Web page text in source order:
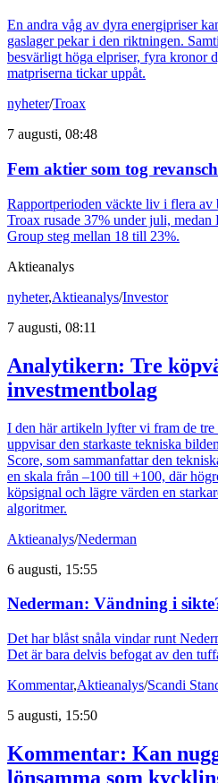
En andra våg av dyra energipriser
gaslager pekar i den riktningen.
besvärligt höga elpriser, fyra kronor
matpriserna tickar uppåt.
nyheter/Troax
7 augusti, 08:48
Fem aktier som tog
Rapportperioden väckte liv i flera av
Troax rusade 37% under juli,
Group steg mellan 18 till 23%.
Aktieanalys
nyheter,Aktieanalys/Investor
7 augusti, 08:11
Analytikern: Tre
investmentbolag
I den här artikeln lyfter vi fram de
uppvisar den starkaste tekniska
Score, som sammanfattar den
en skala från –100 till +100, där
köpsignal och lägre värden en
algoritmer.
Aktieanalys/Nederman
6 augusti, 15:55
Nederman: Vändning i
Det har blåst snåla vindar runt
Det är bara delvis befogat av den
Kommentar,Aktieanalys/Scandi
5 augusti, 15:50
Kommentar: Kan
lönsamma som